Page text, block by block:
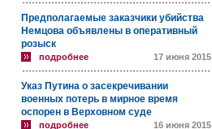
Предполагаемые заказчики убийства
Немцова объявлены в оперативный
розыск
подробнее 17 июня 2015
Указ Путина о засекречивании
военных потерь в мирное время
оспорен в Верховном суде
подробнее 16 июня 2015